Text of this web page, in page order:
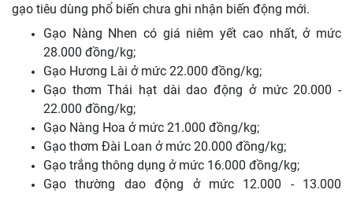
gạo tiêu dùng phổ biến chưa ghi nhận biến động mới.
Gạo Nàng Nhen có giá niêm yết cao nhất, ở mức
28.000 đồng/kg;
Gạo Hương Lài ở mức 22.000 đồng/kg;
Gạo thơm Thái hạt dài dao động ở mức 20.000 -
22.000 đồng/kg;
Gạo Nàng Hoa ở mức 21.000 đồng/kg;
Gạo thơm Đài Loan ở mức 20.000 đồng/kg;
Gạo trắng thông dụng ở mức 16.000 đồng/kg;
Gạo thường dao động ở mức 12.000 - 13.000